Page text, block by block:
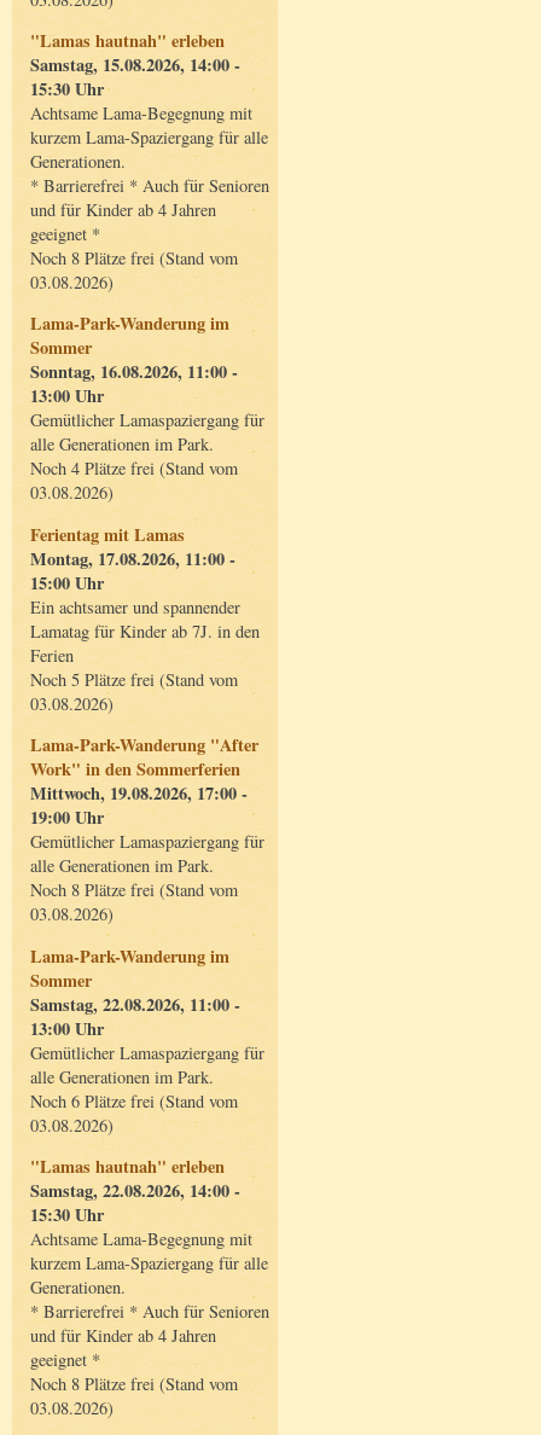
"Lamas hautnah" erleben
Samstag, 15.08.2026, 14:00 -
15:30 Uhr
Achtsame Lama-Begegnung mit
kurzem Lama-Spaziergang für alle
Generationen.
* Barrierefrei * Auch für Senioren
und für Kinder ab 4 Jahren
geeignet *
Noch 8 Plätze frei (Stand vom
03.08.2026)
Lama-Park-Wanderung im
Sommer
Sonntag, 16.08.2026, 11:00 -
13:00 Uhr
Gemütlicher Lamaspaziergang für
alle Generationen im Park.
Noch 4 Plätze frei (Stand vom
03.08.2026)
Ferientag mit Lamas
Montag, 17.08.2026, 11:00 -
15:00 Uhr
Ein achtsamer und spannender
Lamatag für Kinder ab 7J. in den
Ferien
Noch 5 Plätze frei (Stand vom
03.08.2026)
Lama-Park-Wanderung "After
Work" in den Sommerferien
Mittwoch, 19.08.2026, 17:00 -
19:00 Uhr
Gemütlicher Lamaspaziergang für
alle Generationen im Park.
Noch 8 Plätze frei (Stand vom
03.08.2026)
Lama-Park-Wanderung im
Sommer
Samstag, 22.08.2026, 11:00 -
13:00 Uhr
Gemütlicher Lamaspaziergang für
alle Generationen im Park.
Noch 6 Plätze frei (Stand vom
03.08.2026)
"Lamas hautnah" erleben
Samstag, 22.08.2026, 14:00 -
15:30 Uhr
Achtsame Lama-Begegnung mit
kurzem Lama-Spaziergang für alle
Generationen.
* Barrierefrei * Auch für Senioren
und für Kinder ab 4 Jahren
geeignet *
Noch 8 Plätze frei (Stand vom
03.08.2026)